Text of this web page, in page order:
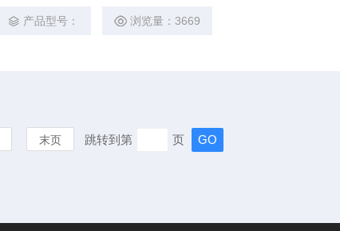
产品型号： 浏览量：3669
末页 跳转到第 页